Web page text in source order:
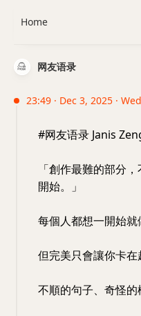
网友语录
23:49 · Dec 3, 2025 · Wed
#网友语录 Janis
「創作最難的部分
開始。」
每個人都想一開始就
但完美只會讓你卡在
不順的句子、奇怪的
Home